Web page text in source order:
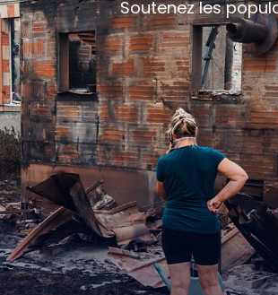
Soutenez les